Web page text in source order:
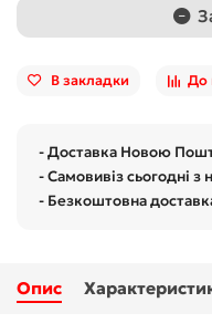
В закладки До
- Доставка Новою
- Самовивіз сьогодні
- Безкоштовна
Опис